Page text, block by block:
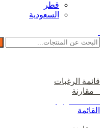
قطر
السعودية
قائمة الرغبات
مقارنة
القائمة